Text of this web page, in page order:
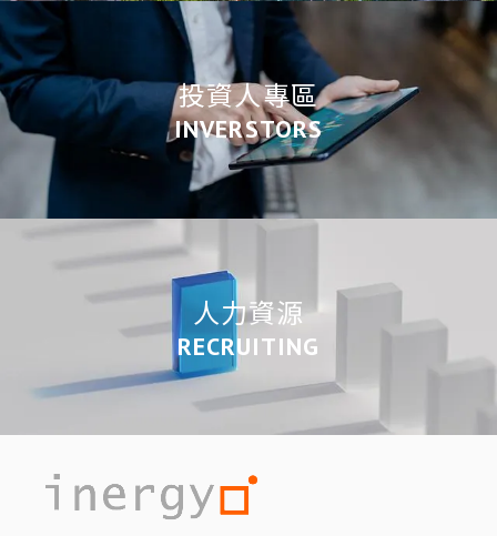
投資人專區
INVERSTORS
人力資源
RECRUITING